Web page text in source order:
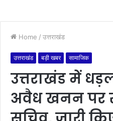
Home / उत्तराखंड
उत्तराखंड बड़ी खबर सामाजिक
उत्तराखंड में
अवैध खनन पर